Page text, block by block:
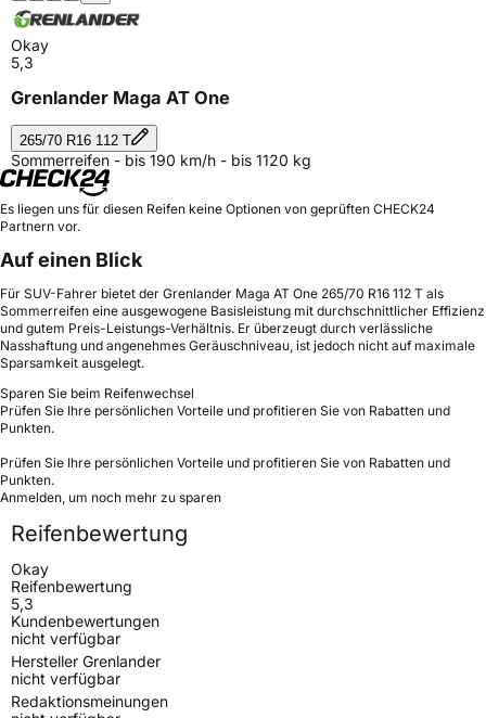
Okay
5,3
Grenlander Maga AT One
265/70 R16 112 T
Sommerreifen - bis 190 km/h - bis 1120 kg
Es liegen uns für diesen Reifen keine Optionen von geprüften CHECK24
Partnern vor.
Auf einen Blick
Für SUV-Fahrer bietet der Grenlander Maga AT One 265/70 R16 112 T als
Sommerreifen eine ausgewogene Basisleistung mit durchschnittlicher Effizienz
und gutem Preis-Leistungs-Verhältnis. Er überzeugt durch verlässliche
Nasshaftung und angenehmes Geräuschniveau, ist jedoch nicht auf maximale
Sparsamkeit ausgelegt.
Sparen Sie beim Reifenwechsel
Prüfen Sie Ihre persönlichen Vorteile und profitieren Sie von Rabatten und
Punkten.
Prüfen Sie Ihre persönlichen Vorteile und profitieren Sie von Rabatten und
Punkten.
Anmelden, um noch mehr zu sparen
Reifenbewertung
Okay
Reifenbewertung
5,3
Kundenbewertungen
nicht verfügbar
Hersteller Grenlander
nicht verfügbar
Redaktionsmeinungen